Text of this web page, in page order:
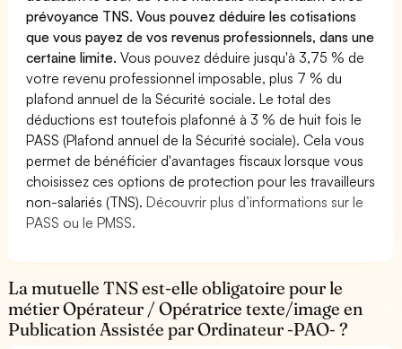
prévoyance TNS. Vous pouvez déduire les cotisations
que vous payez de vos revenus professionnels, dans une
certaine limite.Vous pouvez déduire jusqu'à 3,75 % de
votre revenu professionnel imposable, plus 7 % du
plafond annuel de la Sécurité sociale. Le total des
déductions est toutefois plafonné à 3 % de huit fois le
PASS (Plafond annuel de la Sécurité sociale). Cela vous
permet de bénéficier d'avantages fiscaux lorsque vous
choisissez ces options de protection pour les travailleurs
non-salariés (TNS).Découvrir plus d’informations sur le
PASS ou le PMSS.
La mutuelle TNS est-elle obligatoire pour le
métier Opérateur / Opératrice texte/image en
Publication Assistée par Ordinateur -PAO- ?